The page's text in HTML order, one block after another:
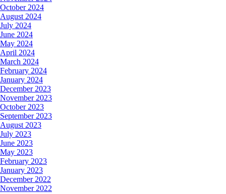
October 2024
August 2024
July 2024
June 2024
May 2024
April 2024
March 2024
February 2024
January 2024
December 2023
November 2023
October 2023
September 2023
August 2023
July 2023
June 2023
May 2023
February 2023
January 2023
December 2022
November 2022